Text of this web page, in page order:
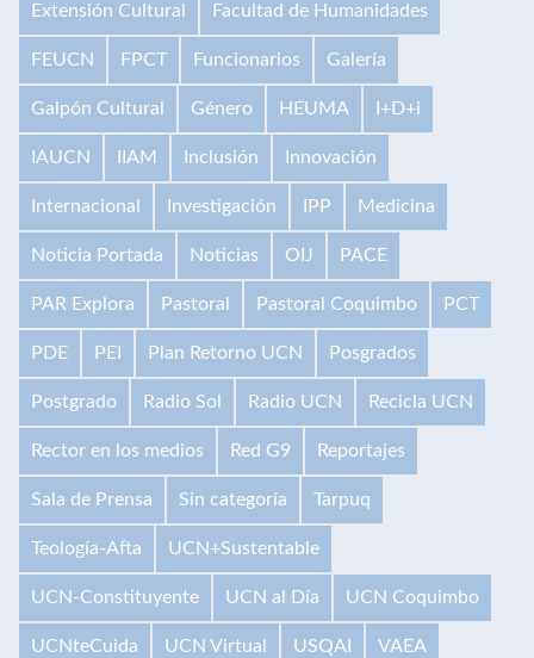
Extensión Cultural Facultad de Humanidades
FEUCN FPCT Funcionarios Galería
Galpón Cultural Género HEUMA I+D+i
IAUCN IIAM Inclusión Innovación
Internacional Investigación IPP Medicina
Noticia Portada Noticias OIJ PACE
PAR Explora Pastoral Pastoral Coquimbo PCT
PDE PEI Plan Retorno UCN Posgrados
Postgrado Radio Sol Radio UCN Recicla UCN
Rector en los medios Red G9 Reportajes
Sala de Prensa Sin categoría Tarpuq
Teología-Afta UCN+Sustentable
UCN-Constituyente UCN al Día UCN Coquimbo
UCNteCuida UCN Virtual USQAI VAEA